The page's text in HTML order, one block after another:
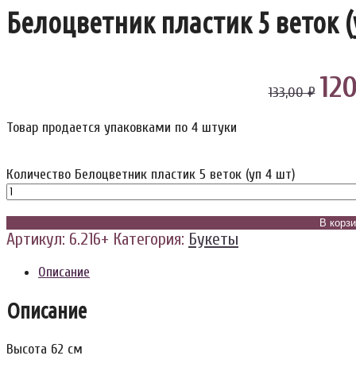
Белоцветник пластик 5 веток
133,00 ₽
Товар продается упаковками по 4 штуки
Количество Белоцветник пластик 5 веток (уп 4 шт)
В
Артикул: 6.216+ Категория: Букеты
Описание
Описание
Высота 62 см